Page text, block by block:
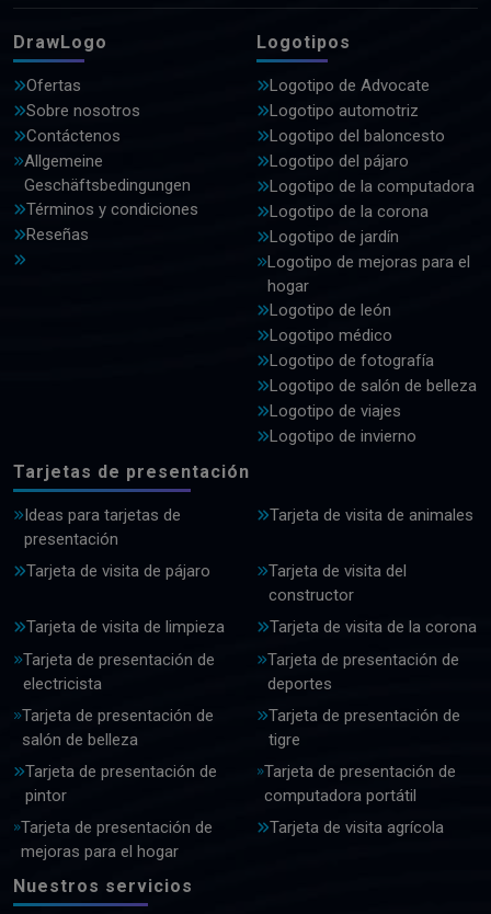
DrawLogo
Ofertas
Sobre nosotros
Contáctenos
Allgemeine
Geschäftsbedingungen
Términos y condiciones
Reseñas
Logotipos
Logotipo de Advocate
Logotipo automotriz
Logotipo del baloncesto
Logotipo del pájaro
Logotipo de la computadora
Logotipo de la corona
Logotipo de jardín
Logotipo de mejoras para el
hogar
Logotipo de león
Logotipo médico
Logotipo de fotografía
Logotipo de salón de belleza
Logotipo de viajes
Logotipo de invierno
Tarjetas de presentación
Ideas para tarjetas de
presentación
Tarjeta de visita de animales
Tarjeta de visita de pájaro
Tarjeta de visita del
constructor
Tarjeta de visita de limpieza
Tarjeta de visita de la corona
Tarjeta de presentación de
electricista
Tarjeta de presentación de
deportes
Tarjeta de presentación de
salón de belleza
Tarjeta de presentación de
tigre
Tarjeta de presentación de
pintor
Tarjeta de presentación de
computadora portátil
Tarjeta de presentación de
mejoras para el hogar
Tarjeta de visita agrícola
Nuestros servicios